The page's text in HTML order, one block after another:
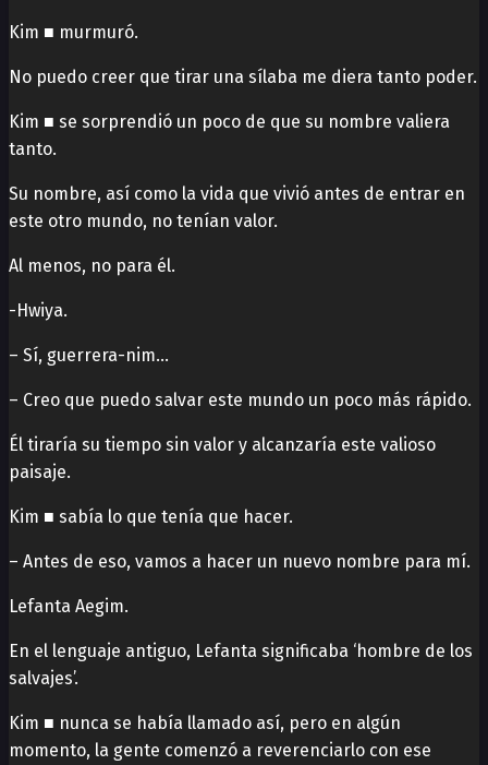
Kim ■ murmuró.
No puedo creer que tirar una sílaba me diera tanto poder.
Kim ■ se sorprendió un poco de que su nombre valiera
tanto.
Su nombre, así como la vida que vivió antes de entrar en
este otro mundo, no tenían valor.
Al menos, no para él.
-Hwiya.
– Sí, guerrera-nim…
– Creo que puedo salvar este mundo un poco más rápido.
Él tiraría su tiempo sin valor y alcanzaría este valioso
paisaje.
Kim ■ sabía lo que tenía que hacer.
– Antes de eso, vamos a hacer un nuevo nombre para mí.
Lefanta Aegim.
En el lenguaje antiguo, Lefanta significaba ‘hombre de los
salvajes’.
Kim ■ nunca se había llamado así, pero en algún
momento, la gente comenzó a reverenciarlo con ese